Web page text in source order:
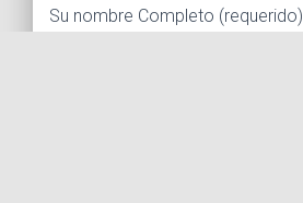
Su nombre Completo (requerido)